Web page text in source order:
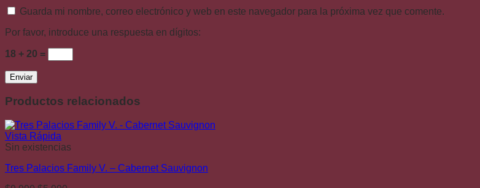
Guarda mi nombre, correo electrónico y web en este navegador para la próxima vez que comente.
Por favor, introduce una respuesta en dígitos:
18 + 20 =
Productos relacionados
Vista Rápida
Sin existencias
Tres Palacios Family V. – Cabernet Sauvignon